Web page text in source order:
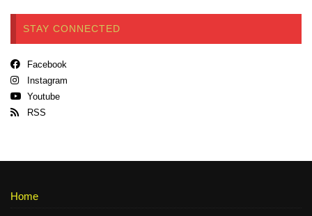
STAY CONNECTED
Facebook
Instagram
Youtube
RSS
Home